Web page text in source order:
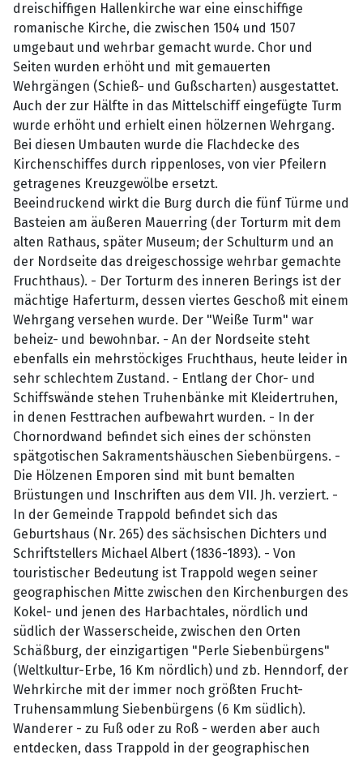
dreischiffigen Hallenkirche war eine einschiffige
romanische Kirche, die zwischen 1504 und 1507
umgebaut und wehrbar gemacht wurde. Chor und
Seiten wurden erhöht und mit gemauerten
Wehrgängen (Schieß- und Gußscharten) ausgestattet.
Auch der zur Hälfte in das Mittelschiff eingefügte Turm
wurde erhöht und erhielt einen hölzernen Wehrgang.
Bei diesen Umbauten wurde die Flachdecke des
Kirchenschiffes durch rippenloses, von vier Pfeilern
getragenes Kreuzgewölbe ersetzt.
Beeindruckend wirkt die Burg durch die fünf Türme und
Basteien am äußeren Mauerring (der Torturm mit dem
alten Rathaus, später Museum; der Schulturm und an
der Nordseite das dreigeschossige wehrbar gemachte
Fruchthaus). - Der Torturm des inneren Berings ist der
mächtige Haferturm, dessen viertes Geschoß mit einem
Wehrgang versehen wurde. Der "Weiße Turm" war
beheiz- und bewohnbar. - An der Nordseite steht
ebenfalls ein mehrstöckiges Fruchthaus, heute leider in
sehr schlechtem Zustand. - Entlang der Chor- und
Schiffswände stehen Truhenbänke mit Kleidertruhen,
in denen Festtrachen aufbewahrt wurden. - In der
Chornordwand befindet sich eines der schönsten
spätgotischen Sakramentshäuschen Siebenbürgens. -
Die Hölzenen Emporen sind mit bunt bemalten
Brüstungen und Inschriften aus dem VII. Jh. verziert. -
In der Gemeinde Trappold befindet sich das
Geburtshaus (Nr. 265) des sächsischen Dichters und
Schriftstellers Michael Albert (1836-1893). - Von
touristischer Bedeutung ist Trappold wegen seiner
geographischen Mitte zwischen den Kirchenburgen des
Kokel- und jenen des Harbachtales, nördlich und
südlich der Wasserscheide, zwischen den Orten
Schäßburg, der einzigartigen "Perle Siebenbürgens"
(Weltkultur-Erbe, 16 Km nördlich) und zb. Henndorf, der
Wehrkirche mit der immer noch größten Frucht-
Truhensammlung Siebenbürgens (6 Km südlich).
Wanderer - zu Fuß oder zu Roß - werden aber auch
entdecken, dass Trappold in der geographischen